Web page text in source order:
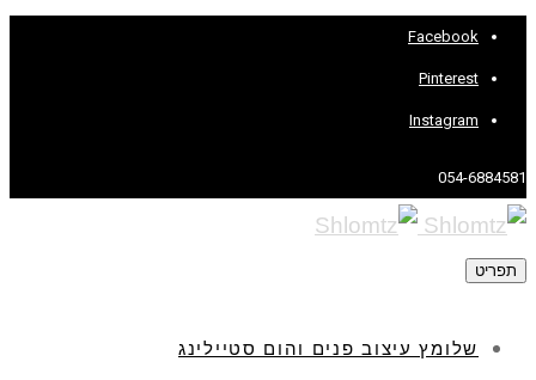
Facebook
Pinterest
Instagram
054-6884581
תפריט
שלומץ עיצוב פנים והום סטיילינג